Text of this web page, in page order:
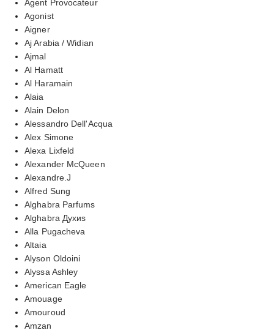
Agent Provocateur
Agonist
Aigner
Aj Arabia / Widian
Ajmal
Al Hamatt
Al Haramain
Alaia
Alain Delon
Alessandro Dell'Acqua
Alex Simone
Alexa Lixfeld
Alexander McQueen
Alexandre.J
Alfred Sung
Alghabra Parfums
Alghabra Духиs
Alla Pugacheva
Altaia
Alyson Oldoini
Alyssa Ashley
American Eagle
Amouage
Amouroud
Amzan